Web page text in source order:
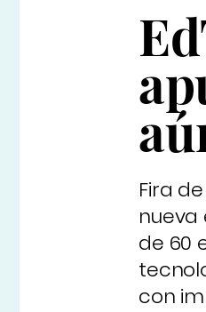
Fira
nueva
de 60
con